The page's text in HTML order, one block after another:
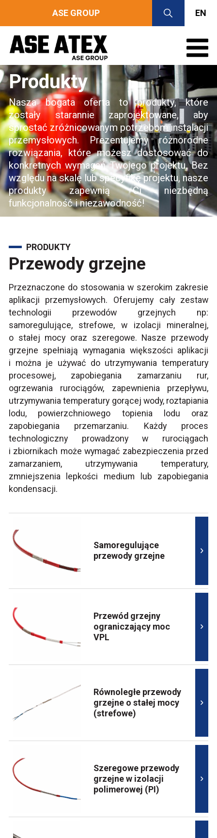
ASE GROUP EN
Produkty
Nasza bogata oferta to produkty, które
zostały starannie zaprojektowane, aby
sprostać zróżnicowanym potrzebom instalacji
przemysłowych. Prezentujemy różnorodne
rozwiązania, które możesz dostosować do
konkretnych wymagań Twojego projektu. Bez
względu na skalę lub specyfikę projektu, nasze
produkty zapewnią Ci niezbędną
funkcjonalność i niezawodność!
PRODUKTY
Przewody grzejne
Przeznaczone do stosowania w szerokim zakresie
aplikacji przemysłowych. Oferujemy cały zestaw
technologii przewodów grzejnych np:
samoregulujące, strefowe, w izolacji mineralnej,
o stałej mocy oraz szeregowe. Nasze przewody
grzejne spełniają wymagania większości aplikacji
i można je używać do utrzymywania temperatury
procesowej, zapobiegania zamarzaniu rur,
ogrzewania rurociągów, zapewnienia przepływu,
utrzymywania temperatury gorącej wody, roztapiania
lodu, powierzchniowego topienia lodu oraz
zapobiegania przemarzaniu. Każdy proces
technologiczny prowadzony w rurociągach
i zbiornikach może wymagać zabezpieczenia przed
zamarzaniem, utrzymywania temperatury,
zmniejszenia lepkości medium lub zapobiegania
kondensacji.
Samoregulujące
przewody grzejne
Przewód grzejny
ograniczający moc
VPL
Równoległe przewody
grzejne o stałej mocy
(strefowe)
Szeregowe przewody
grzejne w izolacji
polimerowej (PI)